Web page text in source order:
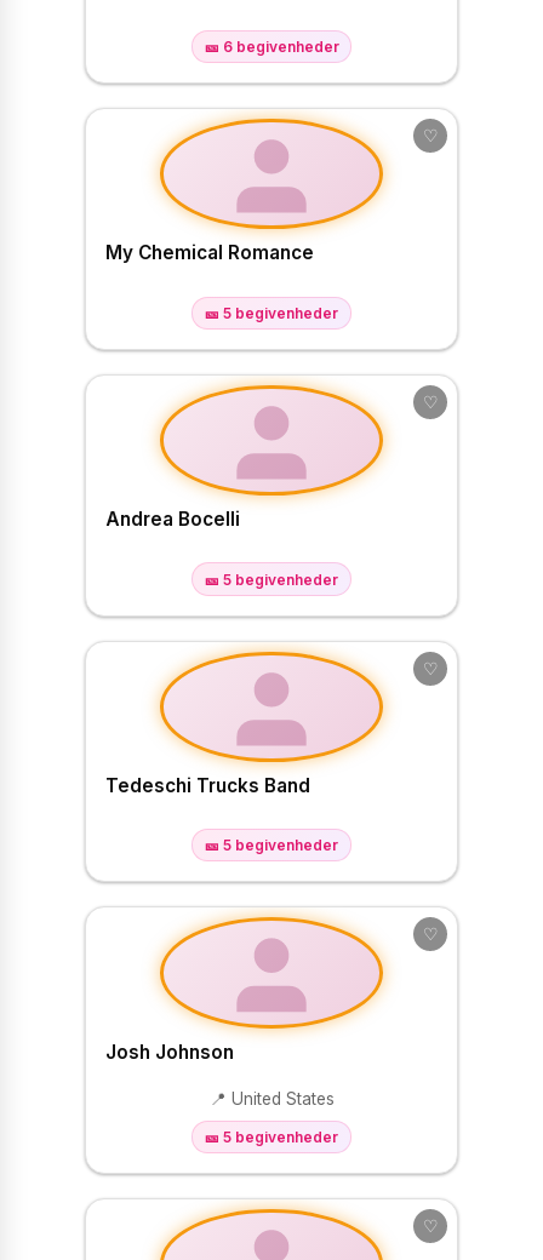
🎫 6 begivenheder
My Chemical Romance
🎫 5 begivenheder
♡
Andrea Bocelli
🎫 5 begivenheder
♡
Tedeschi Trucks Band
🎫 5 begivenheder
♡
Josh Johnson
📍 United States
🎫 5 begivenheder
♡
♡